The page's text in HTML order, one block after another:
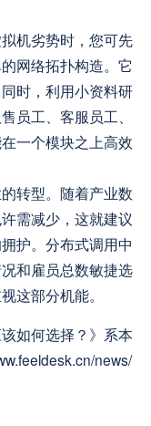
机劣势时，您可先
网络拓扑构造。它
时，利用小资料研
员工、客服员工、
一个模块之上高效
转型。随着产业数
需减少，这就建议
护。分布式调用中
和雇员总数敏捷选
这部分机能。
如何选择？》系本
news/